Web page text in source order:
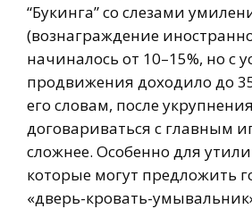
“Букинга” со слезами
(вознаграждение
начиналось от 10–15%, но с
продвижения доходило до
его словам, после укрупнения
договариваться с главным
сложнее. Особенно для
которые могут предложить
«дверь-кровать-